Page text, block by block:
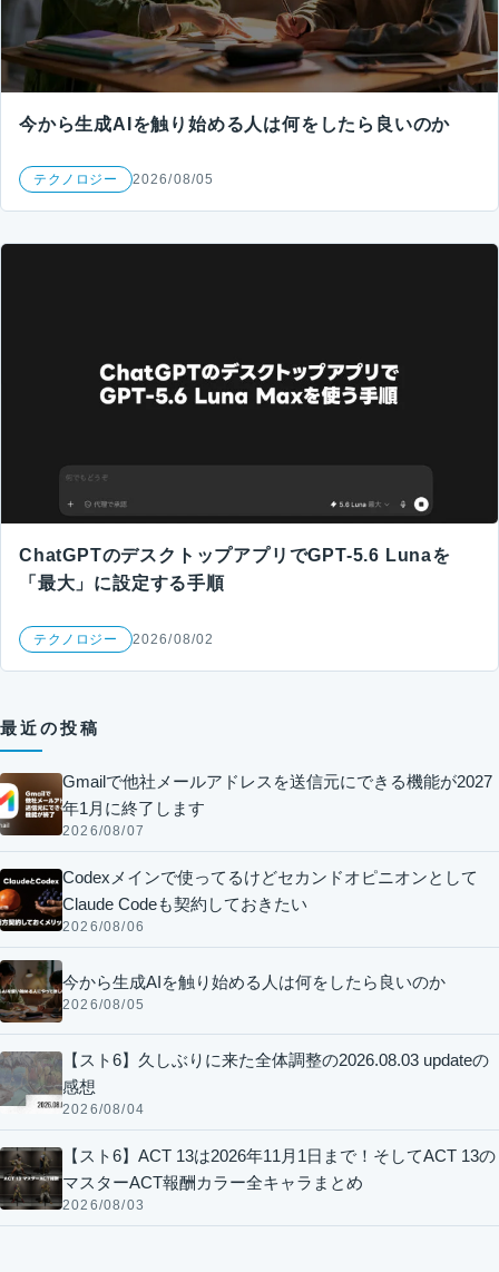
今から生成AIを触り始める人は何をしたら良いのか
テクノロジー 2026/08/05
ChatGPTのデスクトップアプリでGPT-5.6 Lunaを
「最大」に設定する手順
テクノロジー 2026/08/02
最近の投稿
Gmailで他社メールアドレスを送信元にできる機能が2027
年1月に終了します
2026/08/07
Codexメインで使ってるけどセカンドオピニオンとして
Claude Codeも契約しておきたい
2026/08/06
今から生成AIを触り始める人は何をしたら良いのか
2026/08/05
【スト6】久しぶりに来た全体調整の2026.08.03 updateの
感想
2026/08/04
【スト6】ACT 13は2026年11月1日まで！そしてACT 13の
マスターACT報酬カラー全キャラまとめ
2026/08/03